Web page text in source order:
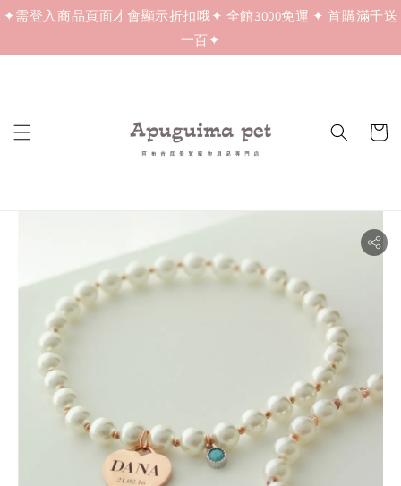
✦需登入商品頁面才會顯示折扣哦✦ 全館3000免運 ✦ 首購滿千送
一百✦